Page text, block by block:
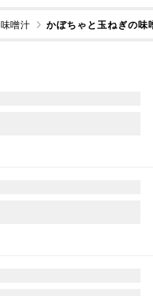
味噌汁 かぼちゃと玉ねぎの味